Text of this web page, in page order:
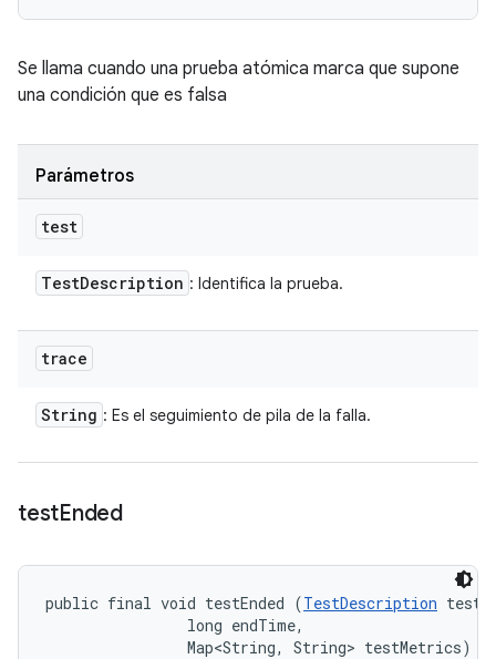
Se llama cuando una prueba atómica marca que supone
una condición que es falsa
Parámetros
test
TestDescription : Identifica la prueba.
trace
String : Es el seguimiento de pila de la falla.
testEnded
public final void testEnded (TestDescription
                long endTime,
                Map<String, String> testMetrics)